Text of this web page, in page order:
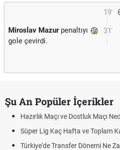
19'
31'
Miroslav Mazurpenaltıyı
gole çevirdi.
Şu An Popüler İçerikler
Hazırlık Maçı ve Dostluk Maçı
Süper Lig Kaç Hafta ve Toplam
Türkiye'de Transfer Dönemi Ne